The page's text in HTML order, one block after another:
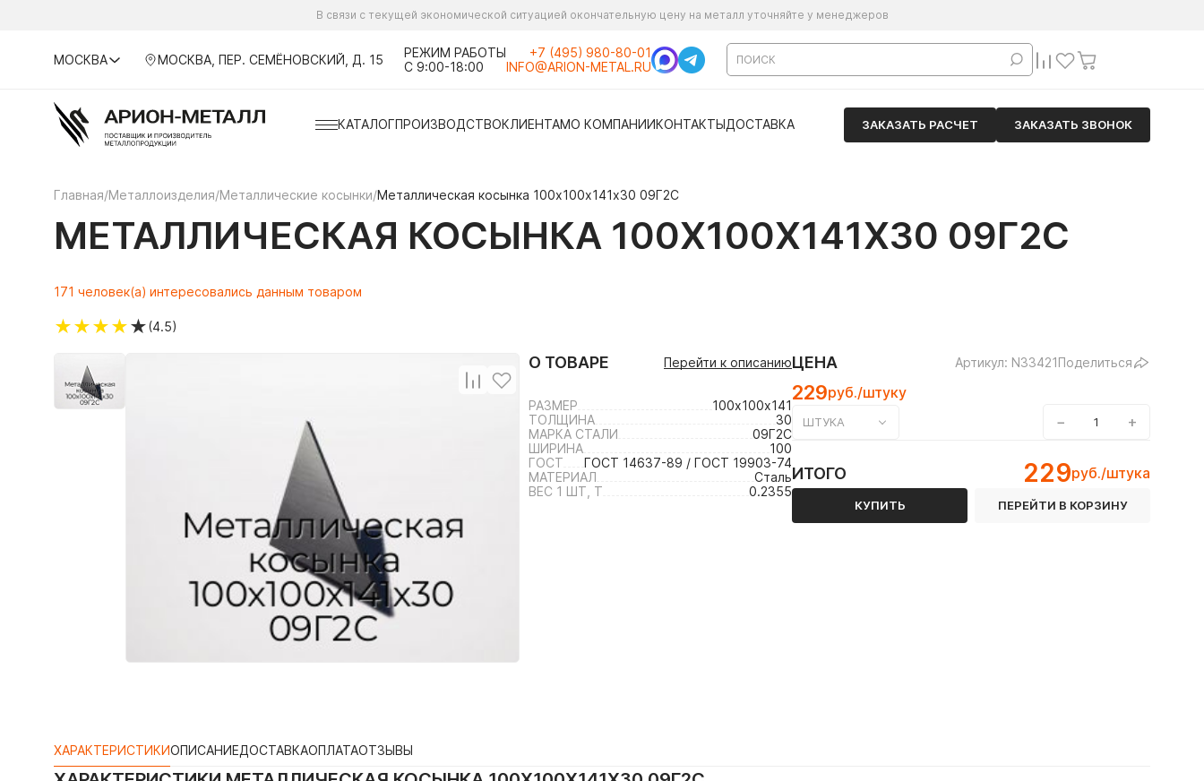
В связи с текущей экономической ситуацией окончательную цену на металл уточняйте у менеджеров
МОСКВА МОСКВА, ПЕР. СЕМЁНОВСКИЙ, Д. 15
РЕЖИМ РАБОТЫ
С 9:00-18:00
+7 (495) 980-80-01
INFO@ARION-METAL.RU
КАТАЛОГПРОИЗВОДСТВОКЛИЕНТАМО КОМПАНИИКОНТАКТЫДОСТАВКА ЗАКАЗАТЬ РАСЧЕТ ЗАКАЗАТЬ ЗВОНОК
Главная/Металлоизделия/Металлические косынки/Металлическая косынка 100х100х141х30 09Г2С
МЕТАЛЛИЧЕСКАЯ КОСЫНКА 100Х100Х141Х30 09Г2С
171 человек(а) интересовались данным товаром
★★★★★(4.5)
О ТОВАРЕ Перейти к описанию
РАЗМЕР
100х100х141
ТОЛЩИНА
30
МАРКА СТАЛИ
09Г2С
ШИРИНА
100
ГОСТ
ГОСТ 14637-89 / ГОСТ 19903-74
МАТЕРИАЛ
Сталь
ВЕС 1 ШТ, Т
0.2355
ЦЕНА Артикул: N33421Поделиться
229руб./штуку
ШТУКА − +
ИТОГО 229руб./штука
КУПИТЬ ПЕРЕЙТИ В КОРЗИНУ
ХАРАКТЕРИСТИКИОПИСАНИЕДОСТАВКАОПЛАТАОТЗЫВЫ